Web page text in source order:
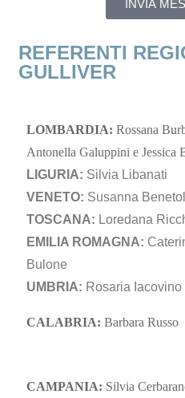
INVIA
REFERENTI
GULLIVER
LOMBARDIA: Rossana
Antonella Galuppini e Jessica
LIGURIA: Silvia Libanati
VENETO: Susanna
TOSCANA: Loredana
EMILIA ROMAGNA:
Bulone
UMBRIA: Rosaria
CALABRIA: Barbara Russo
CAMPANIA: Silvia